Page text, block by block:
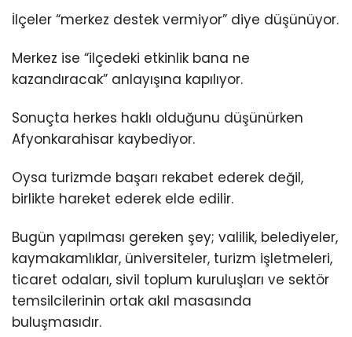
İlçeler “merkez destek vermiyor” diye düşünüyor.
Merkez ise “ilçedeki etkinlik bana ne
kazandıracak” anlayışına kapılıyor.
Sonuçta herkes haklı olduğunu düşünürken
Afyonkarahisar kaybediyor.
Oysa turizmde başarı rekabet ederek değil,
birlikte hareket ederek elde edilir.
Bugün yapılması gereken şey; valilik, belediyeler,
kaymakamlıklar, üniversiteler, turizm işletmeleri,
ticaret odaları, sivil toplum kuruluşları ve sektör
temsilcilerinin ortak akıl masasında
buluşmasıdır.